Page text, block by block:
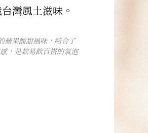
灣風土滋味。
蘋果酸甜風味，結合了
，是款易飲百搭的氣泡